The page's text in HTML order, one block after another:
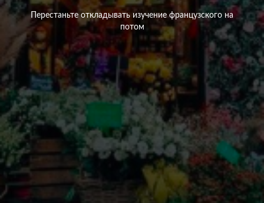
Перестаньте откладывать изучение французского на
потом